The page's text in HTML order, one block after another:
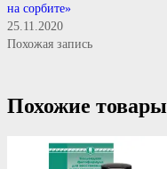
на сорбите»
25.11.2020
Похожая запись
Похожие товары